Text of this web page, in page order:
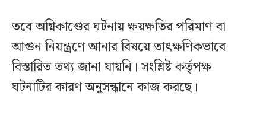
তবে অগ্নিকাণ্ডের ঘটনায় ক্ষয়ক্ষতির পরিমাণ বা
আগুন নিয়ন্ত্রণে আনার বিষয়ে তাৎক্ষণিকভাবে
বিস্তারিত তথ্য জানা যায়নি। সংশ্লিষ্ট কর্তৃপক্ষ
ঘটনাটির কারণ অনুসন্ধানে কাজ করছে।